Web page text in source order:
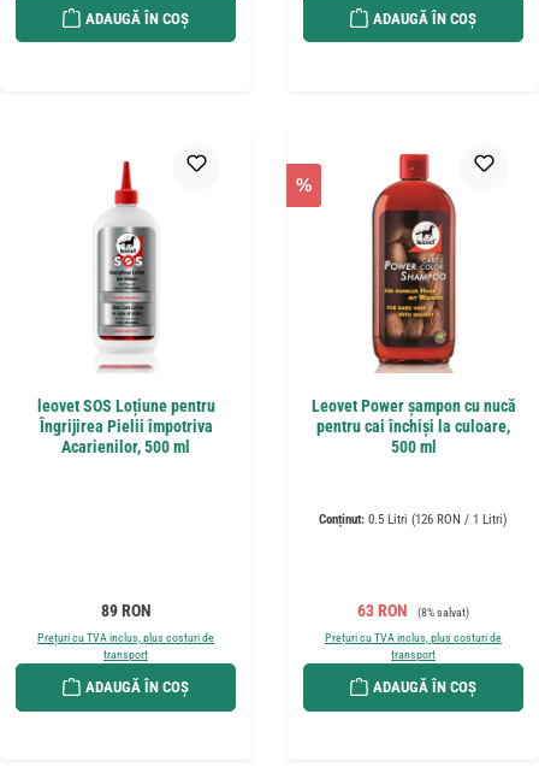
ADAUGĂ ÎN COȘ ADAUGĂ ÎN COȘ
leovet SOS Loțiune pentru
Îngrijirea Pielii împotriva
Acarienilor, 500 ml
Preț obișnuit:
89 RON
Prețuri cu TVA inclus, plus costuri de
transport
ADAUGĂ ÎN COȘ
%
Leovet Power șampon cu nucă
pentru cai închiși la culoare,
500 ml
Conținut: 0.5 Litri (126 RON / 1 Litri)
Preț de vânzare:
63 RON Preț obișnuit:
(8% salvat)
Prețuri cu TVA inclus, plus costuri de
transport
ADAUGĂ ÎN COȘ